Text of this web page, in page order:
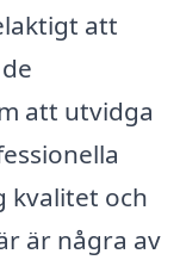
att
att utvidga
kvalitet och
är några av